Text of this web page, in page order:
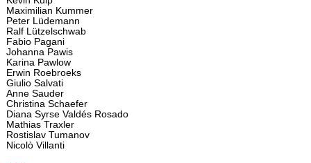
Maximilian Kummer
Peter Lüdemann
Ralf Lützelschwab
Fabio Pagani
Johanna Pawis
Karina Pawlow
Erwin Roebroeks
Giulio Salvati
Anne Sauder
Christina Schaefer
Diana Syrse Valdés Rosado
Mathias Traxler
Rostislav Tumanov
Nicolò Villanti